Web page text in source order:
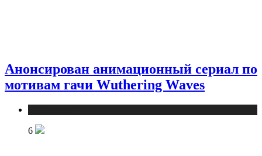
Анонсирован анимационный сериал по
мотивам гачи Wuthering Waves
6